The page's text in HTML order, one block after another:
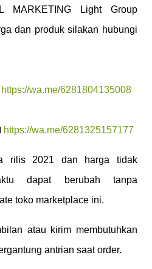
MARKETING Light Group
dan produk silakan hubungi
https://wa.me/6281804135008
https://wa.me/6281325157177
rilis 2021 dan harga tidak
dapat berubah tanpa
toko marketplace ini.
atau kirim membutuhkan
antrian saat order.